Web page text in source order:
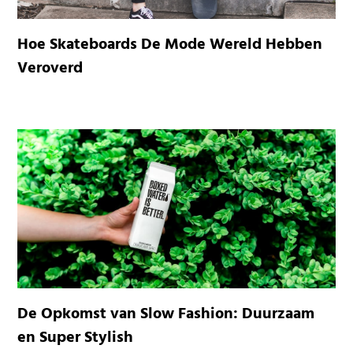
Hoe Skateboards De Mode Wereld Hebben
Veroverd
De Opkomst van Slow Fashion: Duurzaam
en Super Stylish